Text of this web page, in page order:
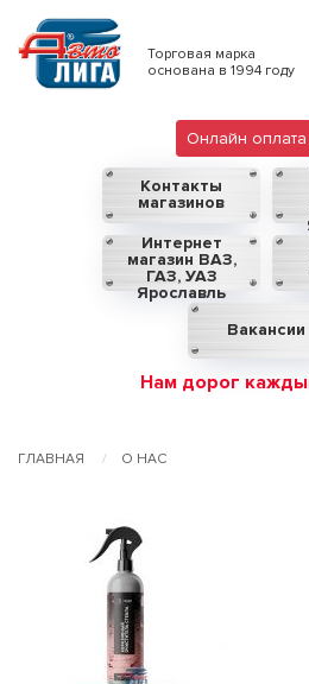
Торговая марка
основана в 1994 году
Онлайн оплата
Контакты
магазинов
Интернет
магазин ВАЗ,
ГАЗ, УАЗ
Ярославль
Вакансии
Нам дорог
ГЛАВНАЯ О НАС